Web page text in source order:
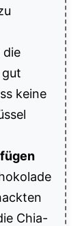
die
keine
Chia-